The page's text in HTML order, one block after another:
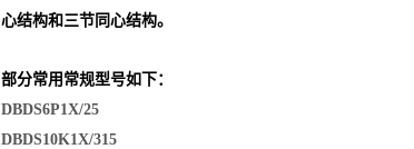
心结构和三节同心结构。
部分常用常规型号如下：
DBDS6P1X/25
DBDS10K1X/315